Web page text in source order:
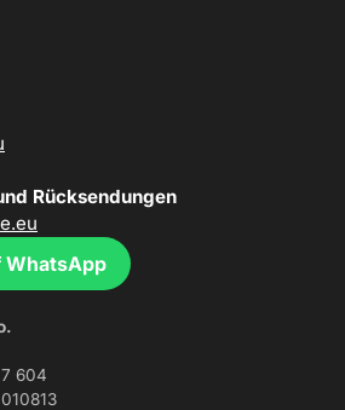
Rücksendungen
WhatsApp
604